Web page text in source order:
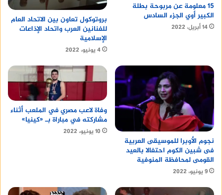
15 معلومة عن مربوحة بطلة
الكبير أوي الجزء السادس
14 أبريل، 2022
بروتوكول تعاون بين الاتحاد العام
للفنانين العرب واتحاد الإذاعات
الإسلامية
4 يونيو، 2022
نجوم الأوبرا للموسيقى العربية
فى شبين الكوم احتفالا بالعيد
القومى لمحافظة المنوفية
9 يونيو، 2022
وفاة لاعب مصري في الملعب أثناء
مشاركته في مباراة بـ «كينيا»
10 يونيو، 2022